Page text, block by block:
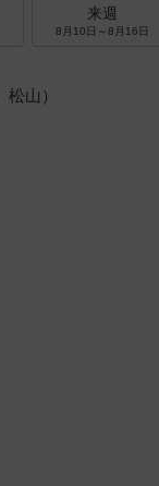
来週
8月10日～8月16日
山）